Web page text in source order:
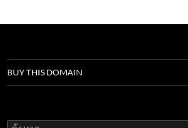
BUY THIS DOMAIN
ค้นหา